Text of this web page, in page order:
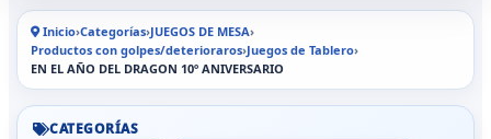
Inicio›Categorías›JUEGOS DE MESA›
Productos con golpes/deterioraros›Juegos de Tablero›
EN EL AÑO DEL DRAGON 10º ANIVERSARIO
CATEGORÍAS